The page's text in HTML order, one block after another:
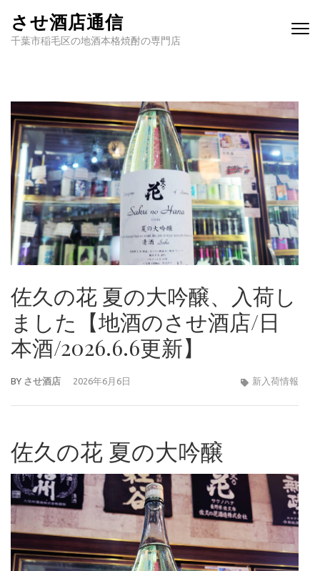
させ酒店通信
千葉市稲毛区の地酒本格焼酎の専門店
佐久の花 夏の大吟醸、入荷し
ました【地酒のさせ酒店/日
本酒/2026.6.6更新】
BY させ酒店 2026年6月6日 新入荷情報
佐久の花 夏の大吟醸